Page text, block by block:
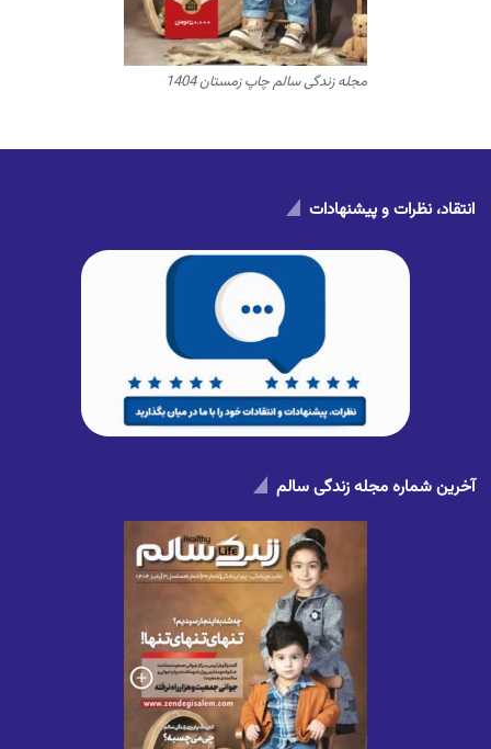
مجله زندگی سالم چاپ زمستان 1404
انتقاد، نظرات و پیشنهادات
آخرین شماره مجله زندگی سالم